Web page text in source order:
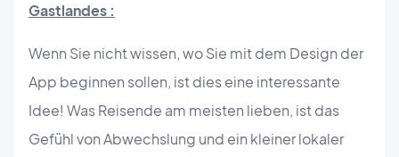
Gastlandes :
Wenn Sie nicht wissen, wo Sie mit dem Design der
App beginnen sollen, ist dies eine interessante
Idee! Was Reisende am meisten lieben, ist das
Gefühl von Abwechslung und ein kleiner lokaler